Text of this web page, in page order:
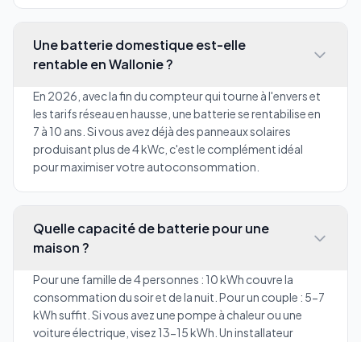
Une batterie domestique est-elle
rentable en Wallonie ?
En 2026, avec la fin du compteur qui tourne à l'envers et
les tarifs réseau en hausse, une batterie se rentabilise en
7 à 10 ans. Si vous avez déjà des panneaux solaires
produisant plus de 4 kWc, c'est le complément idéal
pour maximiser votre autoconsommation.
Quelle capacité de batterie pour une
maison ?
Pour une famille de 4 personnes : 10 kWh couvre la
consommation du soir et de la nuit. Pour un couple : 5-7
kWh suffit. Si vous avez une pompe à chaleur ou une
voiture électrique, visez 13-15 kWh. Un installateur